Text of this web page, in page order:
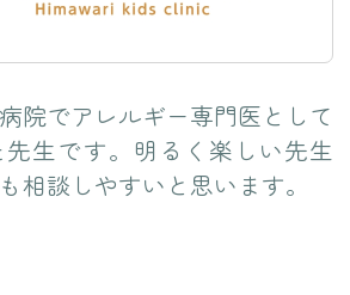
院でアレルギー専門医として
生です。明るく楽しい先生
相談しやすいと思います。